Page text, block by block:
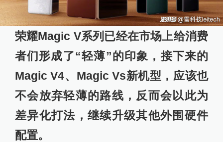
荣耀Magic V系列已经在市场上给消费
者们形成了“轻薄”的印象，接下来的
Magic V4、Magic Vs新机型，应该也
不会放弃轻薄的路线，反而会以此为
差异化打法，继续升级其他外围硬件
配置。